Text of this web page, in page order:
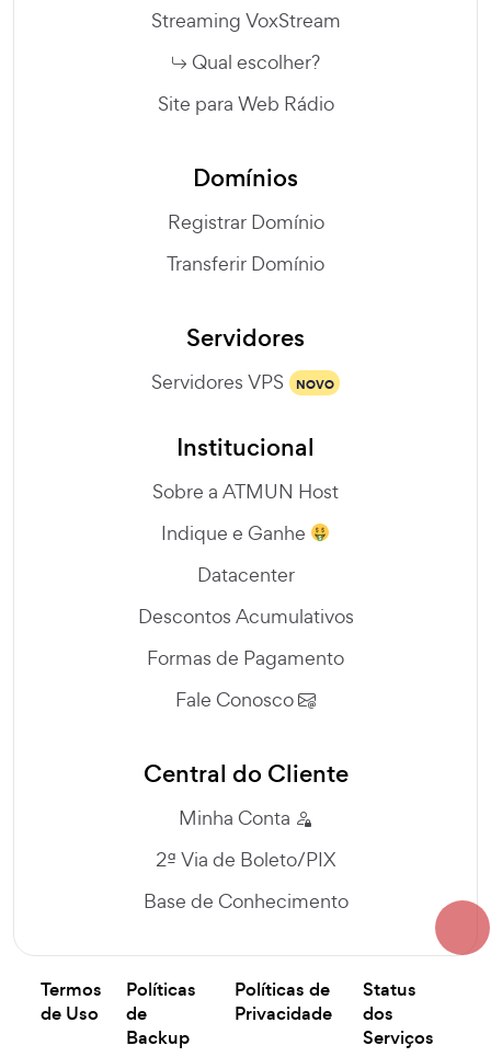
Streaming VoxStream
Qual escolher?
Site para Web Rádio
Domínios
Registrar Domínio
Transferir Domínio
Servidores
Servidores VPS NOVO
Institucional
Sobre a ATMUN Host
Indique e Ganhe
Datacenter
Descontos Acumulativos
Formas de Pagamento
Fale Conosco
Central do Cliente
Minha Conta
2ª Via de Boleto/PIX
Base de Conhecimento
Termos
de Uso
Políticas
de
Backup
Políticas de
Privacidade
Status
dos
Serviços